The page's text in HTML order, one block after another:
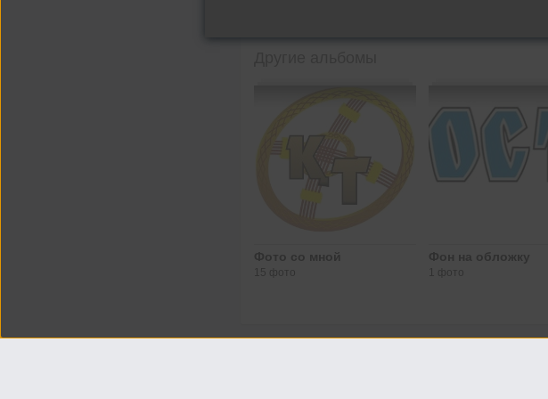
Фото со мной
15 фото
Фон на обложку
1 фото